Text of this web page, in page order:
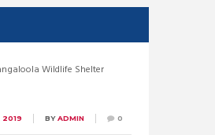
Wildlife Shelter
2019 BYADMIN 0